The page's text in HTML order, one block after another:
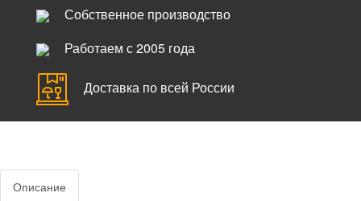
Собственное производство
Работаем с 2005 года
Доставка по всей России
Описание